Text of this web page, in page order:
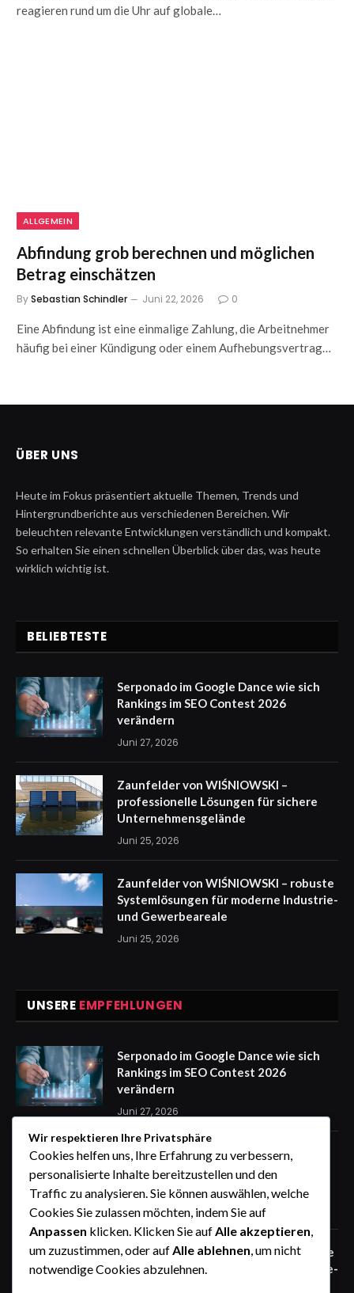
reagieren rund um die Uhr auf globale…
ALLGEMEIN
Abfindung grob berechnen und möglichen
Betrag einschätzen
BySebastian Schindler Juni 22, 2026 0
Eine Abfindung ist eine einmalige Zahlung, die Arbeitnehmer
häufig bei einer Kündigung oder einem Aufhebungsvertrag…
ÜBER UNS
Heute im Fokus präsentiert aktuelle Themen, Trends und
Hintergrundberichte aus verschiedenen Bereichen. Wir
beleuchten relevante Entwicklungen verständlich und kompakt.
So erhalten Sie einen schnellen Überblick über das, was heute
wirklich wichtig ist.
BELIEBTESTE
Serponado im Google Dance wie sich
Rankings im SEO Contest 2026
verändern
Juni 27, 2026
Zaunfelder von WIŚNIOWSKI –
professionelle Lösungen für sichere
Unternehmensgelände
Juni 25, 2026
Zaunfelder von WIŚNIOWSKI – robuste
Systemlösungen für moderne Industrie-
und Gewerbeareale
Juni 25, 2026
UNSERE EMPFEHLUNGEN
Serponado im Google Dance wie sich
Rankings im SEO Contest 2026
verändern
Juni 27, 2026
Zaunfelder von WIŚNIOWSKI –
professionelle Lösungen für sichere
Unternehmensgelände
Juni 25, 2026
Zaunfelder von WIŚNIOWSKI – robuste
Systemlösungen für moderne Industrie-
Wir respektieren Ihre Privatsphäre
Cookies helfen uns, Ihre Erfahrung zu verbessern,
personalisierte Inhalte bereitzustellen und den
Traffic zu analysieren. Sie können auswählen, welche
Cookies Sie zulassen möchten, indem Sie auf
Anpassen klicken. Klicken Sie aufAlle akzeptieren,
um zuzustimmen, oder aufAlle ablehnen, um nicht
notwendige Cookies abzulehnen.